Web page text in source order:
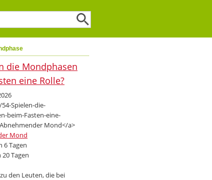
Mond
6 Tagen
Tagen
den Leuten, die bei